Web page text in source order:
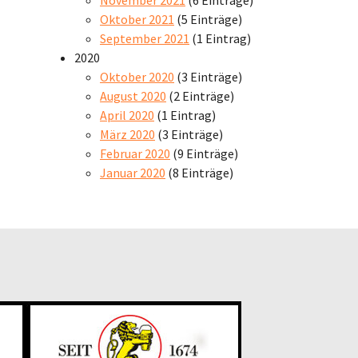
Oktober 2021 (5 Einträge)
September 2021 (1 Eintrag)
2020
Oktober 2020 (3 Einträge)
August 2020 (2 Einträge)
April 2020 (1 Eintrag)
März 2020 (3 Einträge)
Februar 2020 (9 Einträge)
Januar 2020 (8 Einträge)